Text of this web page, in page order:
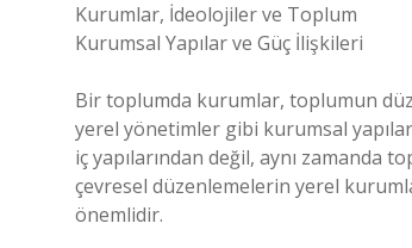
Kurumlar, İdeolojiler ve Toplum
Kurumsal Yapılar ve Güç İlişkileri
Bir toplumda kurumlar, toplumun
yerel yönetimler gibi kurumsal
iç yapılarından değil, aynı zamanda
çevresel düzenlemelerin yerel
önemlidir.